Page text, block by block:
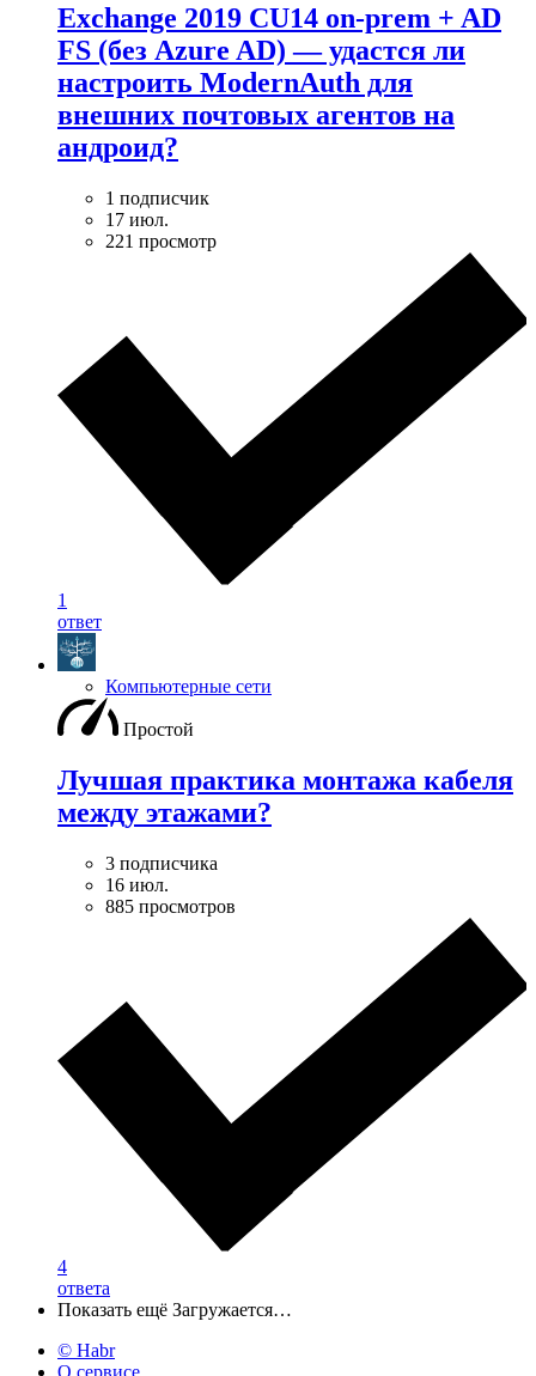
Exchange 2019 CU14 on-prem + AD
FS (без Azure AD) — удаcтся ли
настроить ModernAuth для
внешних почтовых агентов на
андроид?
1 подписчик
17 июл.
221 просмотр
1
ответ
Компьютерные сети
Простой
Лучшая практика монтажа кабеля
между этажами?
3 подписчика
16 июл.
885 просмотров
4
ответа
Показать ещё Загружается…
© Habr
О сервисе